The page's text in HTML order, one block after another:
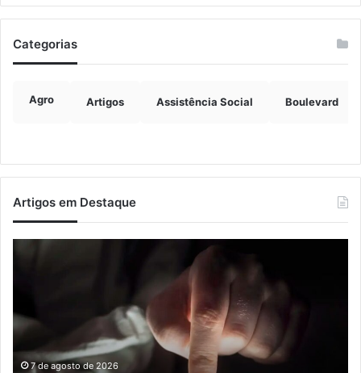
Categorias
Agro Artigos Assistência Social Boulevard
Artigos em Destaque
para
crimes
sexuais
online7 de agosto de 2026